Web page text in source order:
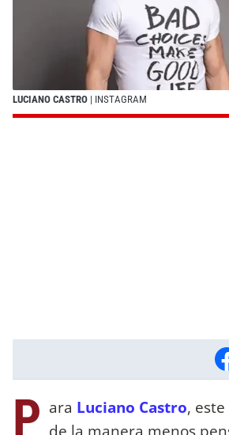
LUCIANO CASTRO | INSTAGRAM
P ara Luciano Castro,
de la manera menos